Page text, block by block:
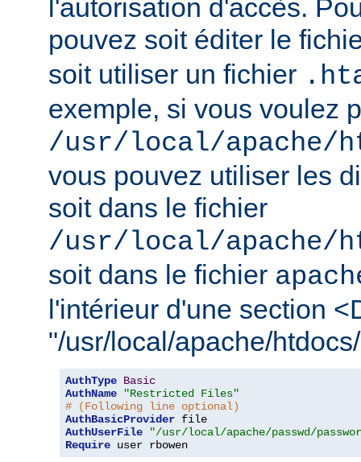
l'autorisation d'accès.
pouvez soit éditer le
soit utiliser un fichier
exemple, si vous voulez
/usr/local/apache/
vous pouvez utiliser les
soit dans le fichier
/usr/local/apache/
soit dans le fichier
l'intérieur d'une section
"/usr/local/apache/
AuthType Basic
AuthName
"Restricted Files"
# (Following line optional)
AuthBasicProvider
AuthUserFile
"/usr/local/apache/passwd/
Require user rbowen